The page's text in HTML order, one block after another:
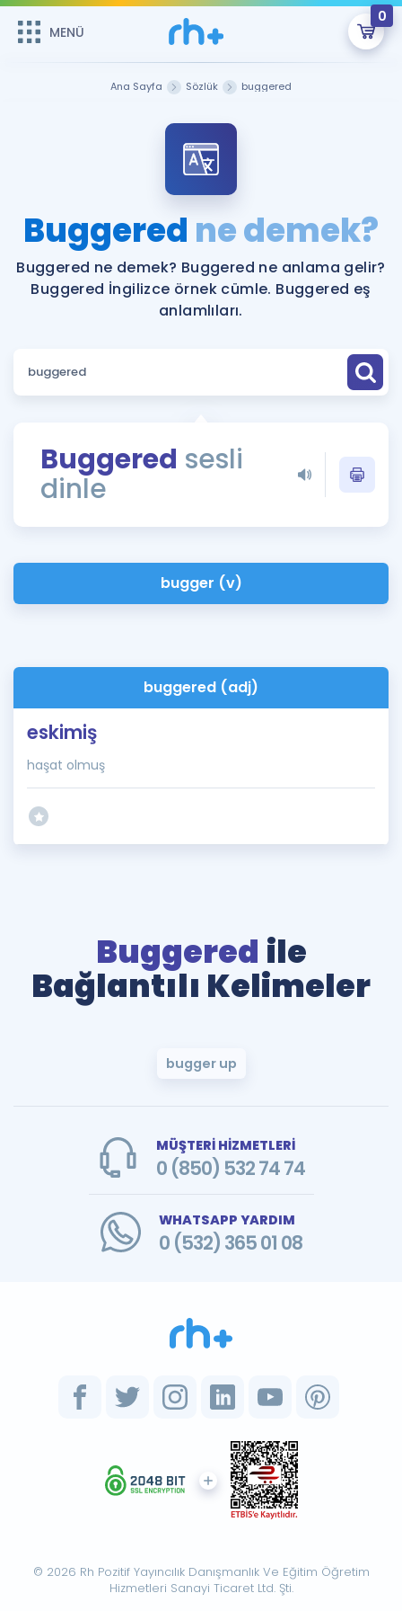
MENÜ
0
ÜYE DEĞİLİM
Sepetin Şu An Boş.
Remzi Hoca ile seni sınava hazırlayacak onlarca eğitim seni
bekliyor!
MENÜ
Katılımcı Görüşleri
Faydalı Araçlar
Sözlük
Rehberlik Aracı
ÖSYM Sınav Takvimi
Hakkımızda
Ana Sayfa Sözlük buggered
Buggered ne demek?
Buggered ne demek? Buggered ne anlama gelir?
Buggered İngilizce örnek cümle. Buggered eş
anlamlıları.
Buggered sesli
dinle
bugger (v)
buggered (adj)
eskimiş
haşat olmuş
Buggered ile
Bağlantılı Kelimeler
bugger up
MÜŞTERİ HİZMETLERİ
0 (850) 532 74 74
WHATSAPP YARDIM
0 (532) 365 01 08
© 2026 Rh Pozitif Yayıncılık Danışmanlık Ve Eğitim Öğretim
Hizmetleri Sanayi Ticaret Ltd. Şti.